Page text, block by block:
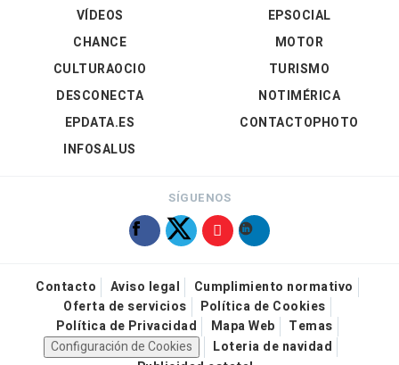
VÍDEOS
EPSOCIAL
CHANCE
CULTURAOCIO
DESCONECTA
EPDATA.ES
INFOSALUS
MOTOR
TURISMO
NOTIMÉRICA
CONTACTOPHOTO
SÍGUENOS
Contacto Aviso legal
Cumplimiento normativo
Oferta de servicios
Política de Cookies
Política de Privacidad
Mapa Web
Temas
Configuración de Cookies
Loteria de navidad